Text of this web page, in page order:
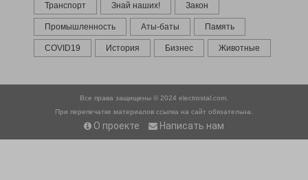
Транспорт Знай наших! Закон
Промышленность Аты-баты Память
COVID19 История Бизнес Животные
Все права защищены © 2024 electrostal.com.
При перепечатке материалов ссылка на сайт обязательна.
О проекте Написать нам